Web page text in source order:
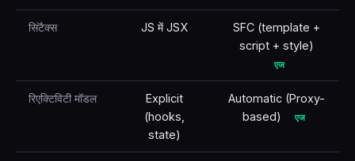
सिंटैक्स JS में JSX
SFC (template +
script + style)
एज
रिएक्टिविटी मॉडल
Explicit
(hooks,
state)
Automatic (Proxy-
based)
एज